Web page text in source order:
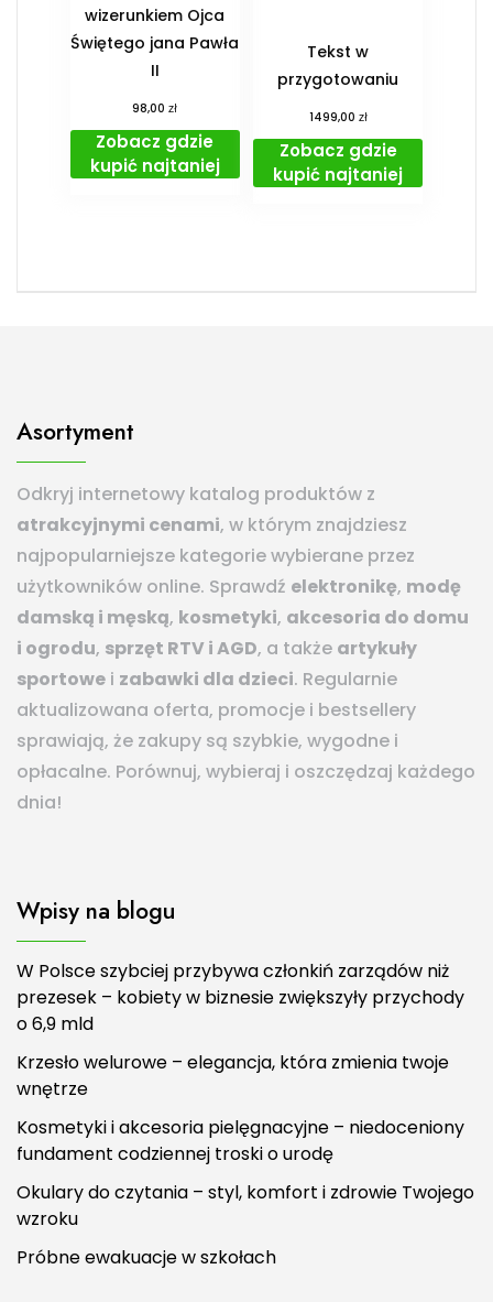
wizerunkiem Ojca
Świętego jana Pawła
II
98,00zł
Zobacz gdzie
kupić najtaniej
Tekst w
przygotowaniu
1499,00 zł
Zobacz gdzie
kupić najtaniej
Asortyment
Odkryj internetowy katalog produktów z
atrakcyjnymi cenami, w którym znajdziesz
najpopularniejsze kategorie wybierane przez
użytkowników online. Sprawdź elektronikę, modę
damską i męską, kosmetyki, akcesoria do domu
i ogrodu, sprzęt RTV i AGD, a także artykuły
sportowe i zabawki dla dzieci. Regularnie
aktualizowana oferta, promocje i bestsellery
sprawiają, że zakupy są szybkie, wygodne i
opłacalne. Porównuj, wybieraj i oszczędzaj każdego
dnia!
Wpisy na blogu
W Polsce szybciej przybywa członkiń zarządów niż
prezesek – kobiety w biznesie zwiększyły przychody
o 6,9 mld
Krzesło welurowe – elegancja, która zmienia twoje
wnętrze
Kosmetyki i akcesoria pielęgnacyjne – niedoceniony
fundament codziennej troski o urodę
Okulary do czytania – styl, komfort i zdrowie Twojego
wzroku
Próbne ewakuacje w szkołach